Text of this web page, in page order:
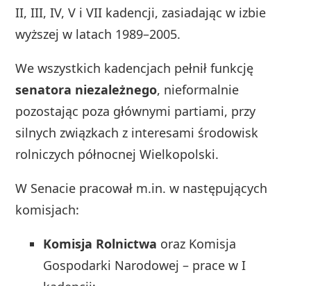
II, III, IV, V i VII kadencji, zasiadając w izbie
wyższej w latach 1989–2005.
We wszystkich kadencjach pełnił funkcję
senatora niezależnego, nieformalnie
pozostając poza głównymi partiami, przy
silnych związkach z interesami środowisk
rolniczych północnej Wielkopolski.
W Senacie pracował m.in. w następujących
komisjach:
Komisja Rolnictwa oraz Komisja
Gospodarki Narodowej – prace w I